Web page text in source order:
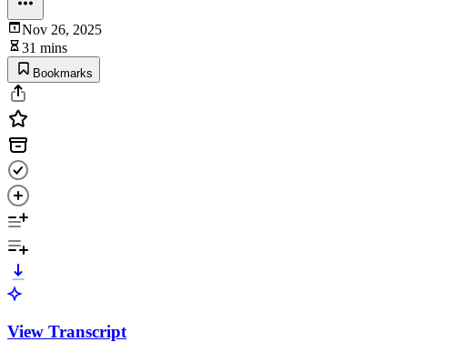
Nov 26, 2025
31 mins
Bookmarks
View Transcript